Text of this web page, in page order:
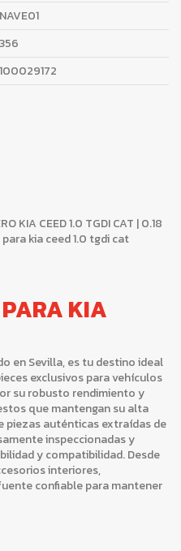
NAVE01
356
100029172
KIA CEED 1.0 TGDI CAT | 0.18
kia ceed 1.0 tgdi cat
KIA
en Sevilla, es tu destino ideal
exclusivos para vehículos
su robusto rendimiento y
que mantengan su alta
piezas auténticas extraídas de
inspeccionadas y
y compatibilidad. Desde
interiores,
confiable para mantener